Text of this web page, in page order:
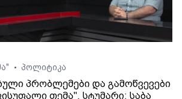
• პოლიტიკა
პრობლემები და გამოწვევები
თემა". სტუმარი: საბა